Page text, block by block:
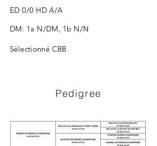
ED 0/0 HD A/A
DM: 1a N/DM, 1b N/N
Sélectionné CBB
Pedigree